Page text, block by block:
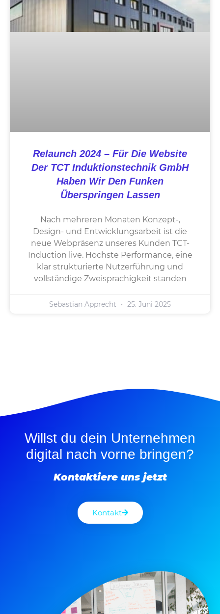
Relaunch 2024 – Für Die Website
Der TCT Induktionstechnik GmbH
Haben Wir Den Funken
Überspringen Lassen
Nach mehreren Monaten Konzept-,
Design- und Entwicklungsarbeit ist die
neue Web­präsenz unseres Kunden TCT-
Induction live. Höchste Performance, eine
klar strukturierte Nutzerführung und
vollständige Zweisprachigkeit standen
Sebastian Apprecht 25. Juni 2025
Willst du dein Unternehmen
digital nach vorne bringen?
Kontaktiere uns jetzt
Kontakt